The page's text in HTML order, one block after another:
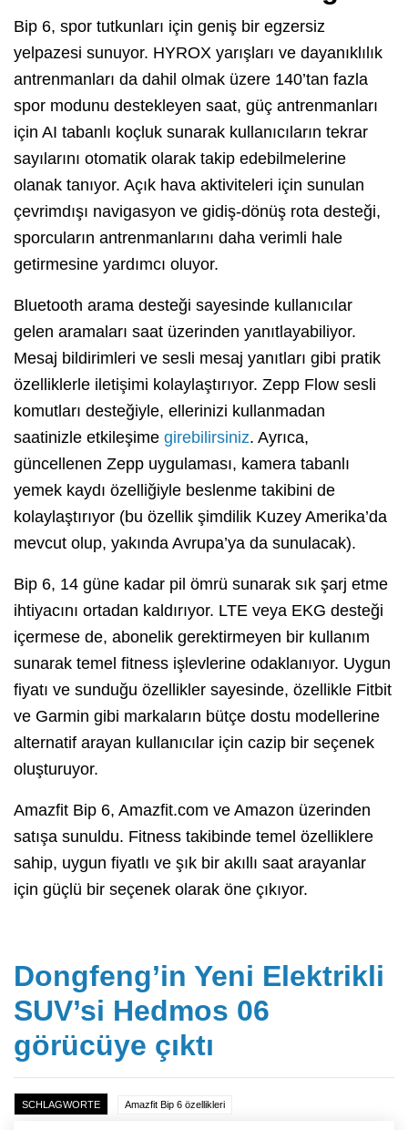
Bip 6, spor tutkunları için geniş bir egzersiz
yelpazesi sunuyor. HYROX yarışları ve dayanıklılık
antrenmanları da dahil olmak üzere 140’tan fazla
spor modunu destekleyen saat, güç antrenmanları
için AI tabanlı koçluk sunarak kullanıcıların tekrar
sayılarını otomatik olarak takip edebilmelerine
olanak tanıyor. Açık hava aktiviteleri için sunulan
çevrimdışı navigasyon ve gidiş-dönüş rota desteği,
sporcuların antrenmanlarını daha verimli hale
getirmesine yardımcı oluyor.
Bluetooth arama desteği sayesinde kullanıcılar
gelen aramaları saat üzerinden yanıtlayabiliyor.
Mesaj bildirimleri ve sesli mesaj yanıtları gibi pratik
özelliklerle iletişimi kolaylaştırıyor. Zepp Flow sesli
komutları desteğiyle, ellerinizi kullanmadan
saatinizle etkileşime girebilirsiniz. Ayrıca,
güncellenen Zepp uygulaması, kamera tabanlı
yemek kaydı özelliğiyle beslenme takibini de
kolaylaştırıyor (bu özellik şimdilik Kuzey Amerika’da
mevcut olup, yakında Avrupa’ya da sunulacak).
Bip 6, 14 güne kadar pil ömrü sunarak sık şarj etme
ihtiyacını ortadan kaldırıyor. LTE veya EKG desteği
içermese de, abonelik gerektirmeyen bir kullanım
sunarak temel fitness işlevlerine odaklanıyor. Uygun
fiyatı ve sunduğu özellikler sayesinde, özellikle Fitbit
ve Garmin gibi markaların bütçe dostu modellerine
alternatif arayan kullanıcılar için cazip bir seçenek
oluşturuyor.
Amazfit Bip 6, Amazfit.com ve Amazon üzerinden
satışa sunuldu. Fitness takibinde temel özelliklere
sahip, uygun fiyatlı ve şık bir akıllı saat arayanlar
için güçlü bir seçenek olarak öne çıkıyor.
Dongfeng’in Yeni Elektrikli
SUV’si Hedmos 06
görücüye çıktı
SCHLAGWORTE Amazfit Bip 6 özellikleri